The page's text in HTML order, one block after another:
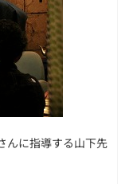
んに指導する山下先